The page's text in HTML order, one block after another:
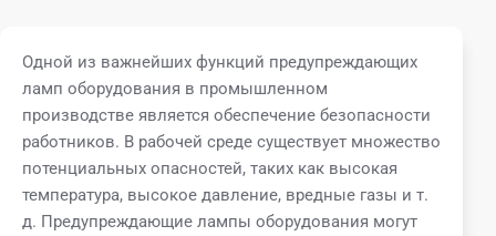
Одной из важнейших функций предупреждающих
ламп оборудования в промышленном
производстве является обеспечение безопасности
работников. В рабочей среде существует множество
потенциальных опасностей, таких как высокая
температура, высокое давление, вредные газы и т.
д. Предупреждающие лампы оборудования могут